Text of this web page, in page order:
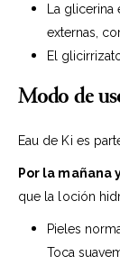
La
externas,
El
Modo de
Eau de Ki es
Por la mañana
que la loción
Pieles
Toca